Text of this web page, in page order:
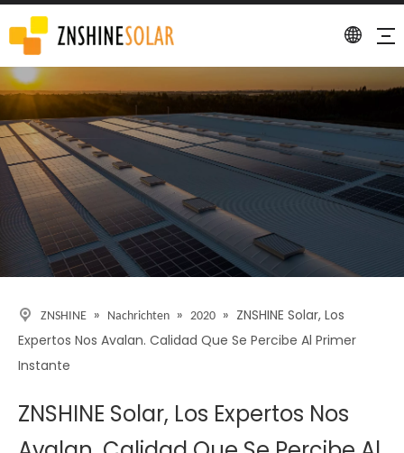
Detail
ZNSHINE » Nachrichten » 2020 » ZNSHINE Solar, Los
Expertos Nos Avalan. Calidad Que Se Percibe Al Primer
Instante
ZNSHINE Solar, Los Expertos Nos